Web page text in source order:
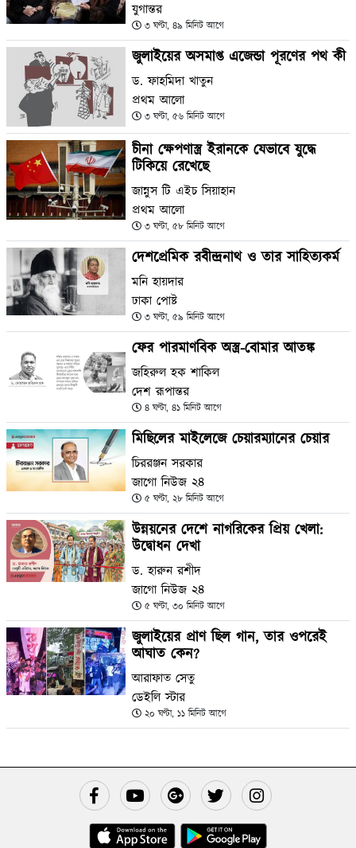
যুগান্তর
৩ ঘণ্টা, ৪৯ মিনিট আগে
জুলাইয়ের অসমাপ্ত এজেন্ডা পূরণের পথ কী
ড. ফাহমিদা খাতুন
প্রথম আলো
৩ ঘণ্টা, ৫৬ মিনিট আগে
চীনা ক্ষেপণাস্ত্র ইরানকে যেভাবে যুদ্ধে
টিকিয়ে রেখেছে
জান্নুস টি এইচ সিয়াহান
প্রথম আলো
৩ ঘণ্টা, ৫৮ মিনিট আগে
দেশপ্রেমিক রবীন্দ্রনাথ ও তার সাহিত্যকর্ম
মনি হায়দার
ঢাকা পোষ্ট
৩ ঘণ্টা, ৫৯ মিনিট আগে
ফের পারমাণবিক অস্ত্র-বোমার আতঙ্ক
জহিরুল হক শাকিল
দেশ রূপান্তর
৪ ঘণ্টা, ৪১ মিনিট আগে
মিছিলের মাইলেজে চেয়ারম্যানের চেয়ার
চিররঞ্জন সরকার
জাগো নিউজ ২৪
৫ ঘণ্টা, ২৮ মিনিট আগে
উন্নয়নের দেশে নাগরিকের প্রিয় খেলা:
উদ্বোধন দেখা
ড. হারুন রশীদ
জাগো নিউজ ২৪
৫ ঘণ্টা, ৩০ মিনিট আগে
জুলাইয়ের প্রাণ ছিল গান, তার ওপরেই
আঘাত কেন?
আরাফাত সেতু
ডেইলি স্টার
২০ ঘণ্টা, ১১ মিনিট আগে